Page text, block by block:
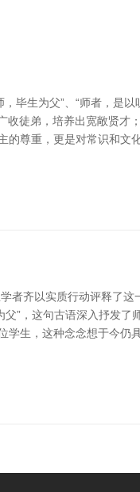
毕生为父”、“师者，是以
收徒弟，培养出宽敞贤才
的尊重，更是对常识和文
者齐以实质行动评释了这
”，这句古语深入抒发了
学生，这种念念想于今仍